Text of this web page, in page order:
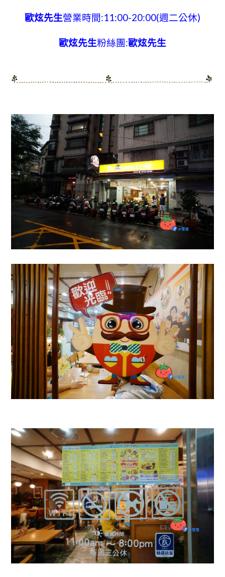
歐炫先生營業時間:11:00-20:00(週二公休)
歐炫先生粉絲團:歐炫先生